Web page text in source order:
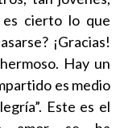
cierto lo que
¡Gracias!
Hay un
es medio
Este es el